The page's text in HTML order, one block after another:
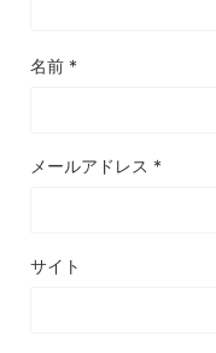
名前 *
メールアドレス *
サイト